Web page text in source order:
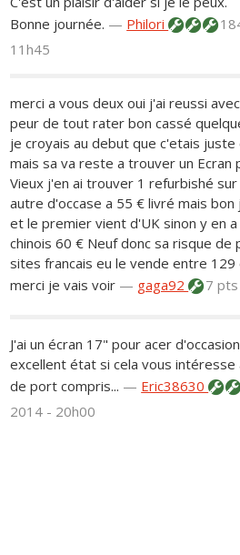
Bonne journée. — Philori
11h45
merci a vous deux oui j'ai reussi
peur de tout rater bon cassé
je croyais au debut que c'etais juste
mais sa va reste a trouver un Ecran
Vieux j'en ai trouver 1 refurbishé sur
autre d'occase a 55 € livré mais
et le premier vient d'UK sinon y en
chinois 60 € Neuf donc sa risque de
sites francais eu le vende entre 129
merci je vais voir — gaga92 7
J'ai un écran 17" pour acer
excellent état si cela vous intéresse
de port compris... — Eric38630
2014 - 20h00